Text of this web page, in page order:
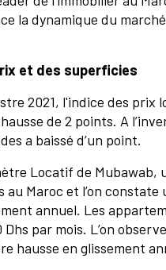
la dynamique du
et des superficies
2021, l'indice des prix
de 2 points. A
a baissé d’un point.
Locatif de Mubawab,
au Maroc et l’on
annuel. Les
Dhs par mois. L’on
hausse en glissement